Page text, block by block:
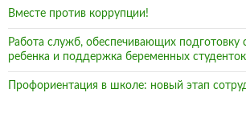
Вместе против коррупции!
Работа служб, обеспечивающих
ребенка и поддержка беременных студенток
Профориентация в школе: новый этап